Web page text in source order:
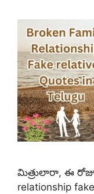
మిత్రులారా, ఈ
relationship